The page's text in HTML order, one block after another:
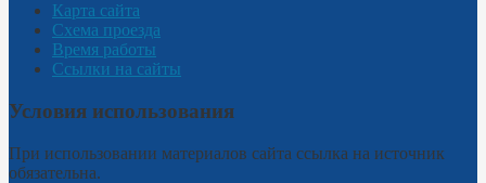
Карта сайта
Схема проезда
Время работы
Ссылки на сайты
Условия использования
При использовании материалов сайта ссылка на источник
обязательна.